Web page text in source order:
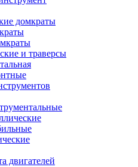
домкраты
и траверсы
двигателей